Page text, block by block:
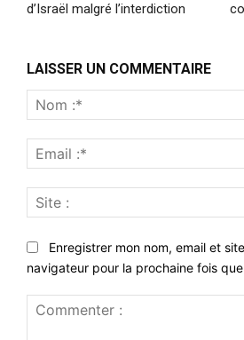
d’Israël malgré l’interdiction
LAISSER UN COMMENTAIRE
Enregistrer mon nom, email et
navigateur pour la prochaine fois